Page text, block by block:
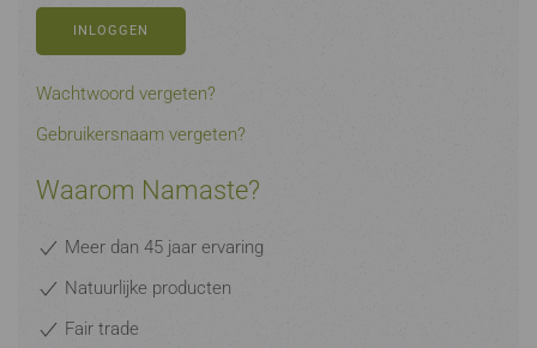
INLOGGEN
Wachtwoord vergeten?
Gebruikersnaam vergeten?
Waarom Namaste?
Meer dan 45 jaar ervaring
Natuurlijke producten
Fair trade